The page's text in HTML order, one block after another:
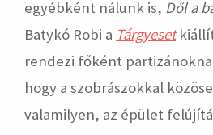
egyébként nálunk is, Dől a
Batykó Robi a Tárgyeset
rendezi főként
hogy a szobrászokkal
valamilyen, az épület